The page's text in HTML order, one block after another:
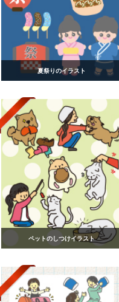
夏祭りのイラスト
ペットのしつけイラスト